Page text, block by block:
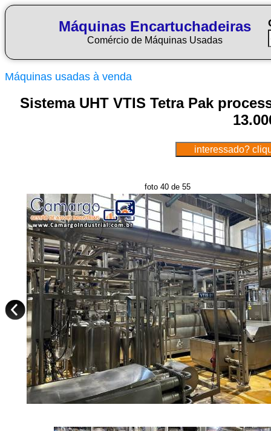
Máquinas Encartuchadeiras
Comércio de Máquinas Usadas
Máquinas usadas à venda
Sistema UHT VTIS Tetra Pak
foto 40 de 55